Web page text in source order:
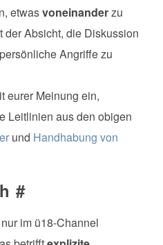
etwasvoneinanderzu
der Absicht, die Diskussion
Angriffe zu
eurer Meinung ein,
Leitlinien aus den obigen
und Handhabung von
#
im ü18-Channel